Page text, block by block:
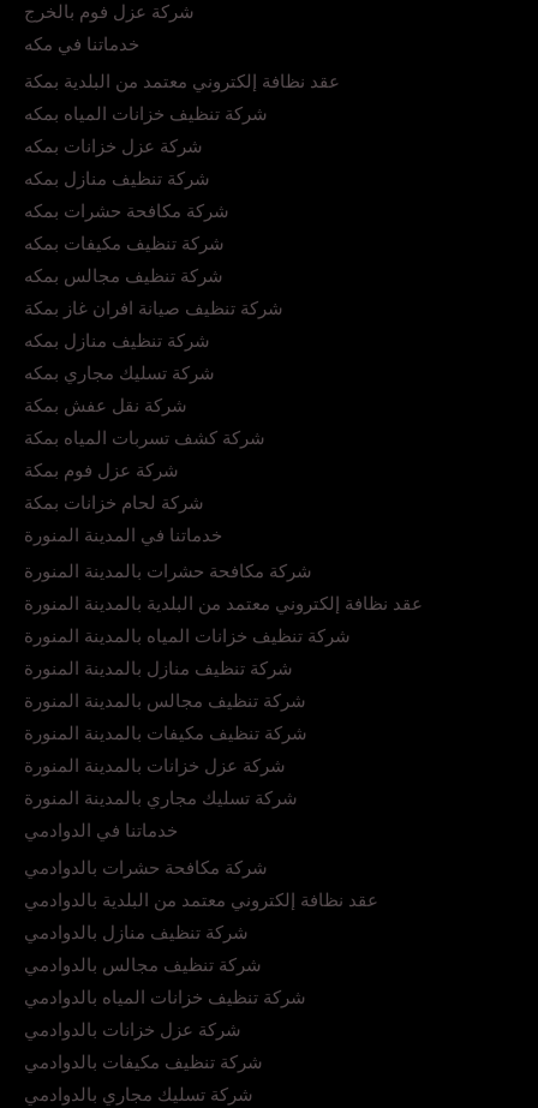
شركة عزل فوم بالخرج
خدماتنا في مكه
عقد نظافة إلكتروني معتمد من البلدية بمكة
شركة تنظيف خزانات المياه بمكه
شركة عزل خزانات بمكه
شركة تنظيف منازل بمكه
شركة مكافحة حشرات بمكه
شركة تنظيف مكيفات بمكه
شركة تنظيف مجالس بمكه
شركة تنظيف صيانة افران غاز بمكة
شركة تنظيف منازل بمكه
شركة تسليك مجاري بمكه
شركة نقل عفش بمكة
شركة كشف تسربات المياه بمكة
شركة عزل فوم بمكة
شركة لحام خزانات بمكة
خدماتنا في المدينة المنورة
شركة مكافحة حشرات بالمدينة المنورة
عقد نظافة إلكتروني معتمد من البلدية بالمدينة المنورة
شركة تنظيف خزانات المياه بالمدينة المنورة
شركة تنظيف منازل بالمدينة المنورة
شركة تنظيف مجالس بالمدينة المنورة
شركة تنظيف مكيفات بالمدينة المنورة
شركة عزل خزانات بالمدينة المنورة
شركة تسليك مجاري بالمدينة المنورة
خدماتنا في الدوادمي
شركة مكافحة حشرات بالدوادمي
عقد نظافة إلكتروني معتمد من البلدية بالدوادمي
شركة تنظيف منازل بالدوادمي
شركة تنظيف مجالس بالدوادمي
شركة تنظيف خزانات المياه بالدوادمي
شركة عزل خزانات بالدوادمي
شركة تنظيف مكيفات بالدوادمي
شركة تسليك مجاري بالدوادمي